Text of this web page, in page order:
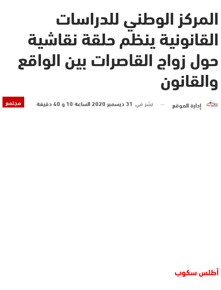
المركز الوطني للدراسات
القانونية ينظم حلقة نقاشية
حول زواج القاصرات بين الواقع
والقانون
مجتمع إدارة الموقع نشر في 31 ديسمبر 2020 الساعة 10 و 40 دقيقة
أطلس سكوب